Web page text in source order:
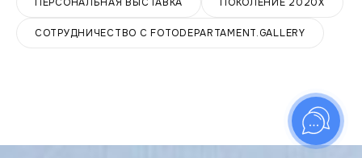
ПЕРСОНАЛЬНАЯ ВЫСТАВКА ПОКОЛЕНИЕ 2020Х
СОТРУДНИЧЕСТВО С FOTODEPARTAMENT.GALLERY